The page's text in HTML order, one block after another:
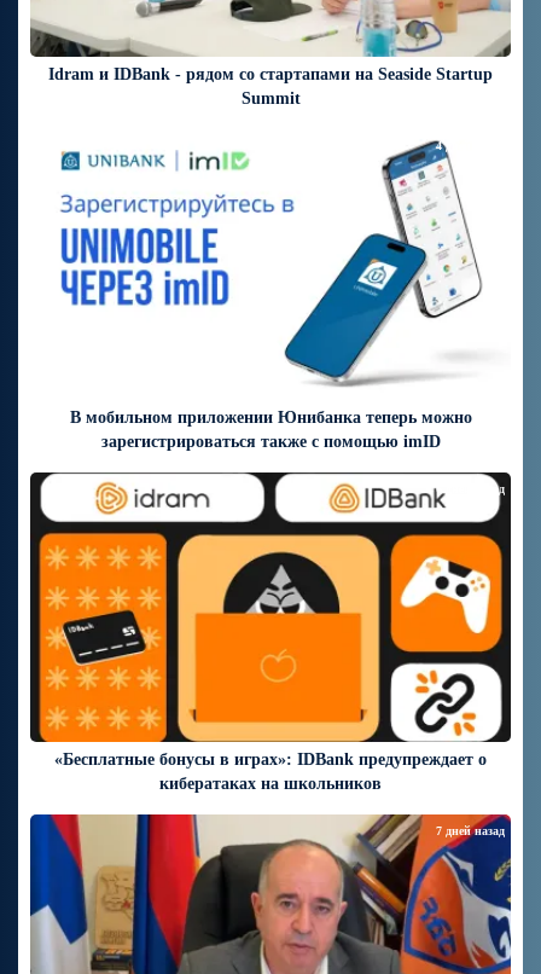
Idram и IDBank - рядом со стартапами на Seaside Startup
Summit
В мобильном приложении Юнибанка теперь можно
зарегистрироваться также с помощью imID
4 дней назад
«Бесплатные бонусы в играх»: IDBank предупреждает о
кибератаках на школьников
6 дней назад
7 дней назад